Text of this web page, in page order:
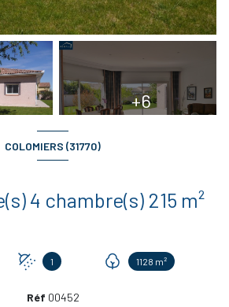
+6
COLOMIERS (31770)
Villa 6 pièce(s) 4 chambre(s) 215 m²
1 1128 m²
Réf 00452